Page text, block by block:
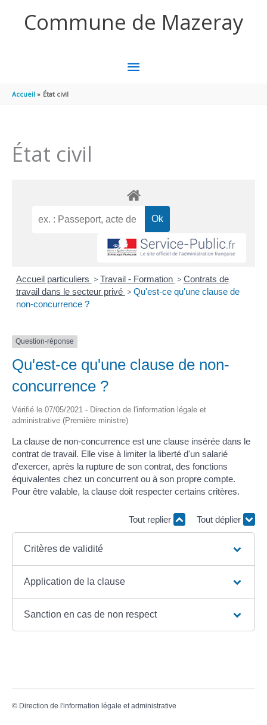
Commune de Mazeray
MENU
Accueil État civil
État civil
Accueil particuliers > Travail - Formation > Contrats de
travail dans le secteur privé > Qu'est-ce qu'une clause de
non-concurrence ?
Question-réponse
Qu'est-ce qu'une clause de non-
concurrence ?
Vérifié le 07/05/2021 - Direction de l'information légale et
administrative (Première ministre)
La clause de non-concurrence est une clause insérée dans le
contrat de travail. Elle vise à limiter la liberté d'un salarié
d'exercer, après la rupture de son contrat, des fonctions
équivalentes chez un concurrent ou à son propre compte.
Pour être valable, la clause doit respecter certains critères.
Tout replier Tout déplier
Critères de validité
Application de la clause
Sanction en cas de non respect
© Direction de l'information légale et administrative